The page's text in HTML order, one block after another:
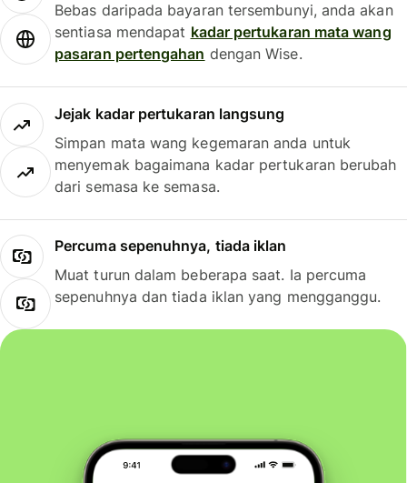
Bebas daripada bayaran tersembunyi, anda akan
sentiasa mendapat kadar pertukaran mata wang
pasaran pertengahan dengan Wise.
Jejak kadar pertukaran langsung
Simpan mata wang kegemaran anda untuk
menyemak bagaimana kadar pertukaran berubah
dari semasa ke semasa.
Percuma sepenuhnya, tiada iklan
Muat turun dalam beberapa saat. Ia percuma
sepenuhnya dan tiada iklan yang mengganggu.